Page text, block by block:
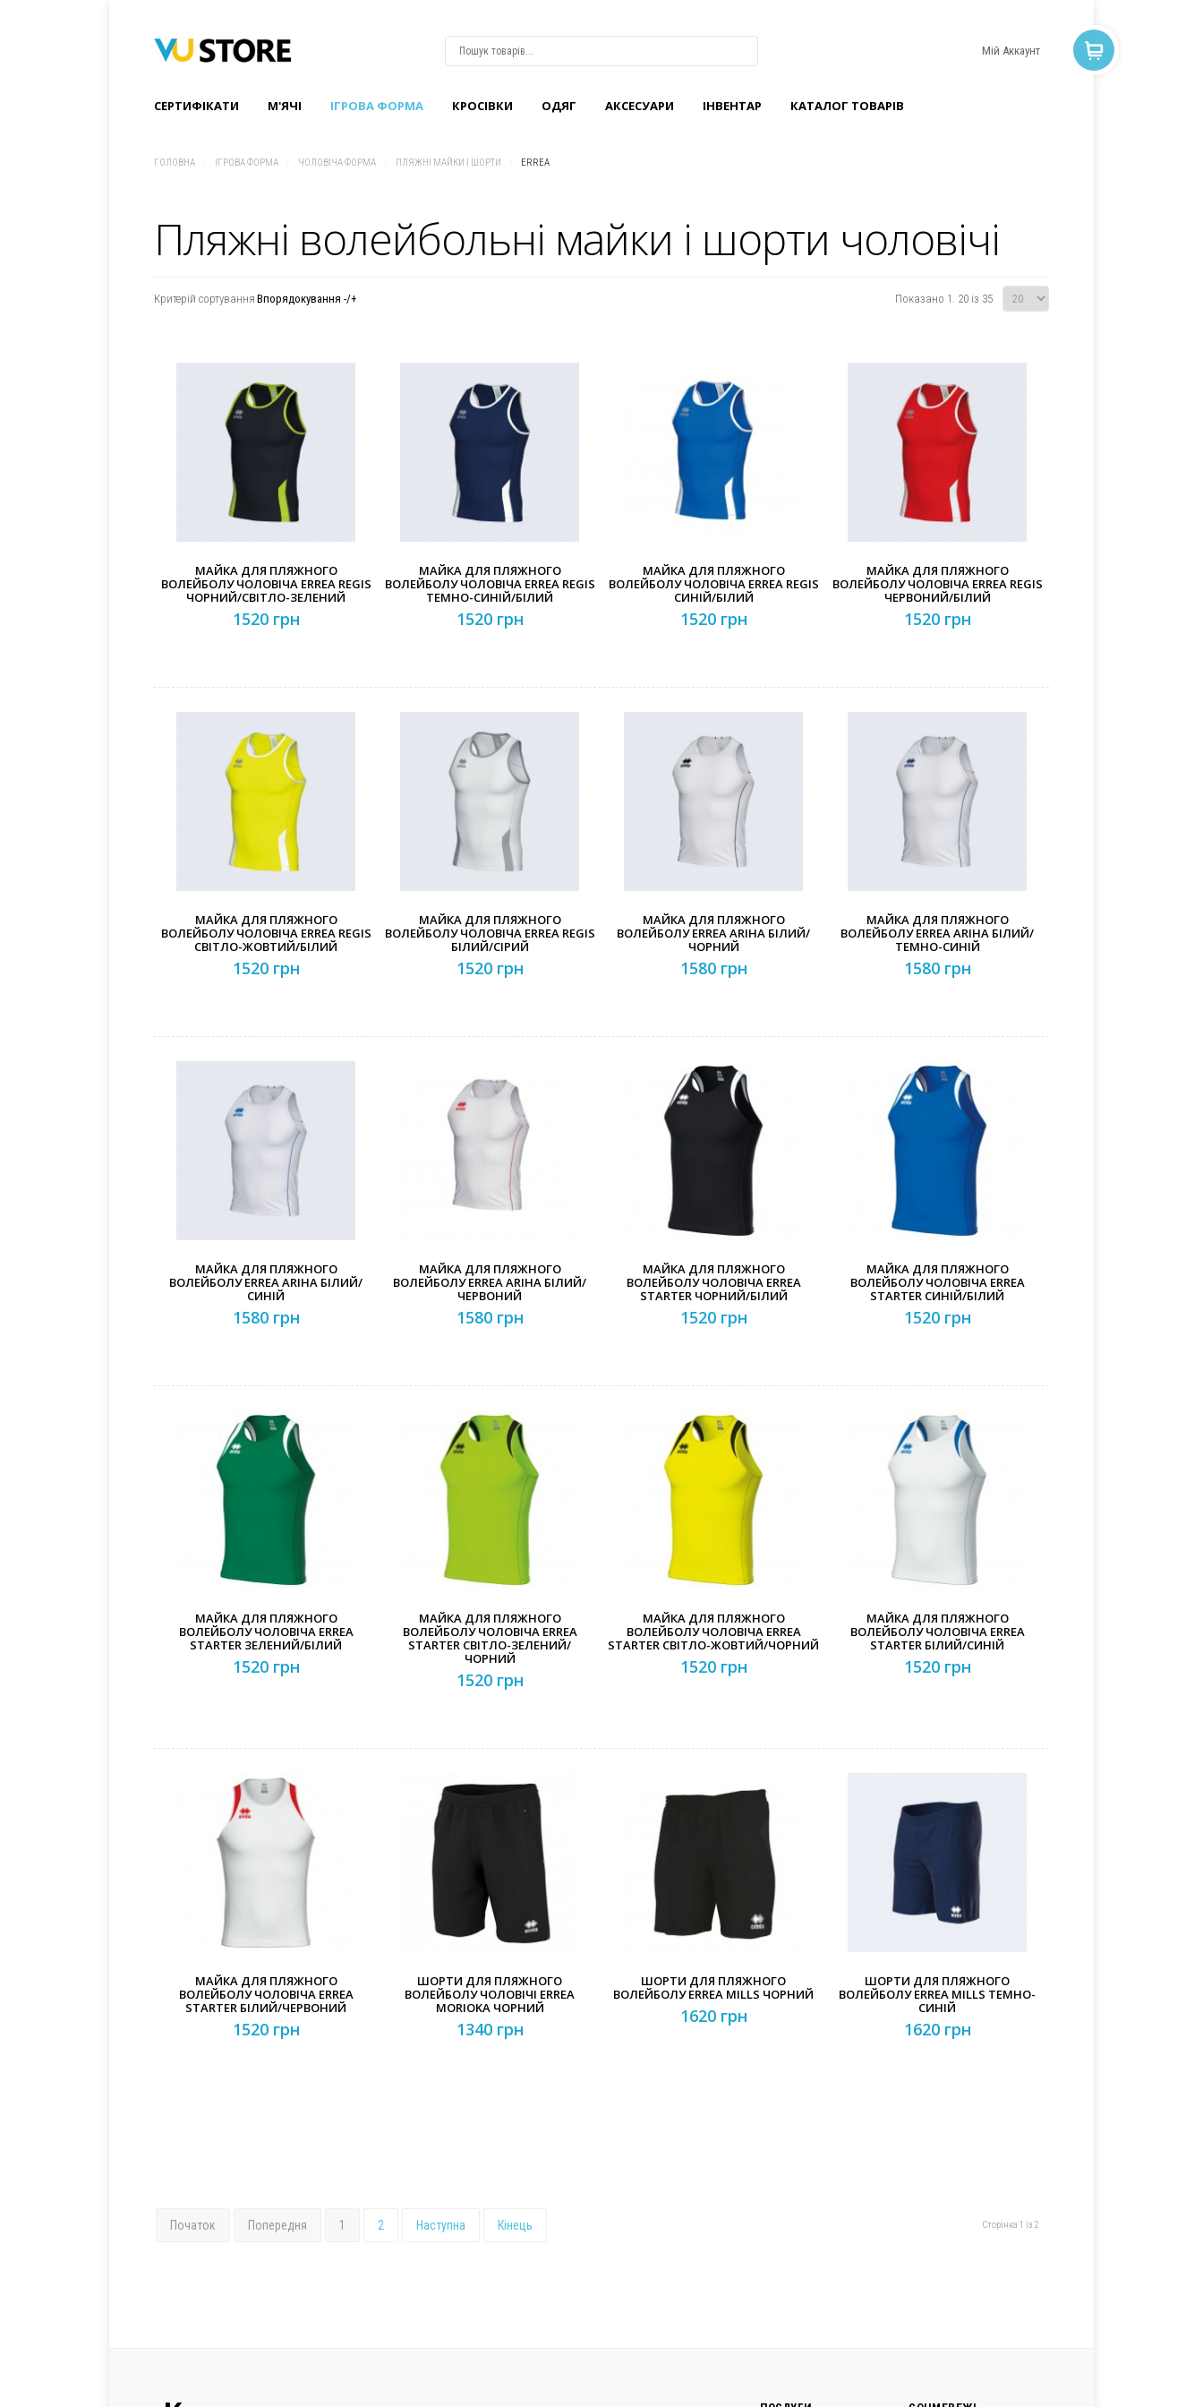
Мій Аккаунт
СЕРТИФІКАТИ M'ЯЧІ ІГРОВА ФОРМА КРОCІВКИ ОДЯГ АКСЕСУАРИ ІНВЕНТАР КАТАЛОГ ТОВАРІВ
ГОЛОВНА ІГРОВА ФОРМА ЧОЛОВІЧА ФОРМА ПЛЯЖНІ МАЙКИ І ШОРТИ ERREA
Пляжні волейбольні майки і шорти чоловічі
Критерій сортування Впорядокування -/+ Показано 1. 20 із 35
МАЙКА ДЛЯ ПЛЯЖНОГО
ВОЛЕЙБОЛУ ЧОЛОВІЧА ERREA REGIS
ЧОРНИЙ/СВІТЛО-ЗЕЛЕНИЙ
1520 грн
МАЙКА ДЛЯ ПЛЯЖНОГО
ВОЛЕЙБОЛУ ЧОЛОВІЧА ERREA REGIS
ТЕМНО-СИНІЙ/БІЛИЙ
1520 грн
МАЙКА ДЛЯ ПЛЯЖНОГО
ВОЛЕЙБОЛУ ЧОЛОВІЧА ERREA REGIS
СИНІЙ/БІЛИЙ
1520 грн
МАЙКА ДЛЯ ПЛЯЖНОГО
ВОЛЕЙБОЛУ ЧОЛОВІЧА ERREA REGIS
ЧЕРВОНИЙ/БІЛИЙ
1520 грн
МАЙКА ДЛЯ ПЛЯЖНОГО
ВОЛЕЙБОЛУ ЧОЛОВІЧА ERREA REGIS
СВІТЛО-ЖОВТИЙ/БІЛИЙ
1520 грн
МАЙКА ДЛЯ ПЛЯЖНОГО
ВОЛЕЙБОЛУ ЧОЛОВІЧА ERREA REGIS
БІЛИЙ/СІРИЙ
1520 грн
МАЙКА ДЛЯ ПЛЯЖНОГО
ВОЛЕЙБОЛУ ERREA ARIHA БІЛИЙ/
ЧОРНИЙ
1580 грн
МАЙКА ДЛЯ ПЛЯЖНОГО
ВОЛЕЙБОЛУ ERREA ARIHA БІЛИЙ/
ТЕМНО-СИНІЙ
1580 грн
МАЙКА ДЛЯ ПЛЯЖНОГО
ВОЛЕЙБОЛУ ERREA ARIHA БІЛИЙ/
СИНІЙ
1580 грн
МАЙКА ДЛЯ ПЛЯЖНОГО
ВОЛЕЙБОЛУ ERREA ARIHA БІЛИЙ/
ЧЕРВОНИЙ
1580 грн
МАЙКА ДЛЯ ПЛЯЖНОГО
ВОЛЕЙБОЛУ ЧОЛОВІЧА ERREA
STARTER ЧОРНИЙ/БІЛИЙ
1520 грн
МАЙКА ДЛЯ ПЛЯЖНОГО
ВОЛЕЙБОЛУ ЧОЛОВІЧА ERREA
STARTER СИНІЙ/БІЛИЙ
1520 грн
МАЙКА ДЛЯ ПЛЯЖНОГО
ВОЛЕЙБОЛУ ЧОЛОВІЧА ERREA
STARTER ЗЕЛЕНИЙ/БІЛИЙ
1520 грн
МАЙКА ДЛЯ ПЛЯЖНОГО
ВОЛЕЙБОЛУ ЧОЛОВІЧА ERREA
STARTER СВІТЛО-ЗЕЛЕНИЙ/
ЧОРНИЙ
1520 грн
МАЙКА ДЛЯ ПЛЯЖНОГО
ВОЛЕЙБОЛУ ЧОЛОВІЧА ERREA
STARTER СВІТЛО-ЖОВТИЙ/ЧОРНИЙ
1520 грн
МАЙКА ДЛЯ ПЛЯЖНОГО
ВОЛЕЙБОЛУ ЧОЛОВІЧА ERREA
STARTER БІЛИЙ/СИНІЙ
1520 грн
МАЙКА ДЛЯ ПЛЯЖНОГО
ВОЛЕЙБОЛУ ЧОЛОВІЧА ERREA
STARTER БІЛИЙ/ЧЕРВОНИЙ
1520 грн
ШОРТИ ДЛЯ ПЛЯЖНОГО
ВОЛЕЙБОЛУ ЧОЛОВІЧІ ERREA
MORIOKA ЧОРНИЙ
1340 грн
ШОРТИ ДЛЯ ПЛЯЖНОГО
ВОЛЕЙБОЛУ ERREA MILLS ЧОРНИЙ
1620 грн
ШОРТИ ДЛЯ ПЛЯЖНОГО
ВОЛЕЙБОЛУ ERREA MILLS ТЕМНО-
СИНІЙ
1620 грн
Початок Попередня 1 2 Наступна Кінець Сторінка 1 із 2
Пароль
Забули свій пароль?